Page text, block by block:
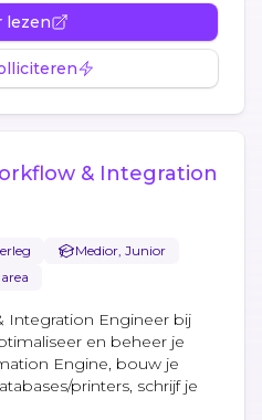
lezen
& Integration
Medior, Junior
Integration Engineer bij
en beheer je
Engine, bouw je
printers, schrijf je